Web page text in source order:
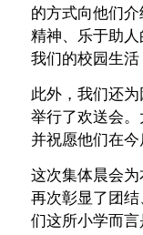
的方式向他们
精神、乐于助
我们的校园生活
此外，我们还
举行了欢送会。
并祝愿他们在今
这次集体晨会
再次彰显了团
们这所小学而言